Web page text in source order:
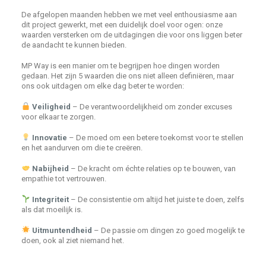
De afgelopen maanden hebben we met veel enthousiasme aan
dit project gewerkt, met een duidelijk doel voor ogen: onze
waarden versterken om de uitdagingen die voor ons liggen beter
de aandacht te kunnen bieden.
MP Way is een manier om te begrijpen hoe dingen worden
gedaan. Het zijn 5 waarden die ons niet alleen definiëren, maar
ons ook uitdagen om elke dag beter te worden:
Veiligheid – De verantwoordelijkheid om zonder excuses
voor elkaar te zorgen.
Innovatie – De moed om een betere toekomst voor te stellen
en het aandurven om die te creëren.
Nabijheid – De kracht om échte relaties op te bouwen, van
empathie tot vertrouwen.
Integriteit – De consistentie om altijd het juiste te doen, zelfs
als dat moeilijk is.
Uitmuntendheid – De passie om dingen zo goed mogelijk te
doen, ook al ziet niemand het.